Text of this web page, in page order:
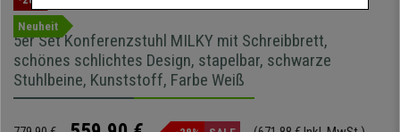
Neuheit
5er Set Konferenzstuhl MILKY mit Schreibbrett,
schönes schlichtes Design, stapelbar, schwarze
Stuhlbeine, Kunststoff, Farbe Weiß